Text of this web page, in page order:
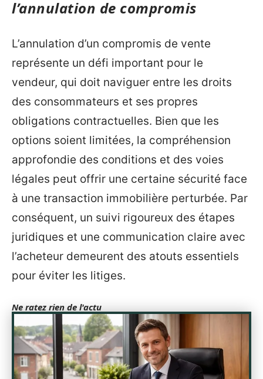
l’annulation de compromis
L’annulation d’un compromis de vente
représente un défi important pour le
vendeur, qui doit naviguer entre les droits
des consommateurs et ses propres
obligations contractuelles. Bien que les
options soient limitées, la compréhension
approfondie des conditions et des voies
légales peut offrir une certaine sécurité face
à une transaction immobilière perturbée. Par
conséquent, un suivi rigoureux des étapes
juridiques et une communication claire avec
l’acheteur demeurent des atouts essentiels
pour éviter les litiges.
Ne ratez rien de l'actu